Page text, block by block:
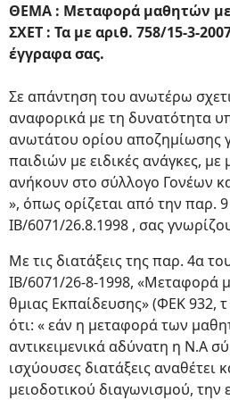
ΘΕΜΑ : Μεταφορά μαθητών με
ΣΧΕΤ : Τα με αριθ. 758/15-3-
έγγραφα σας.
Σε απάντηση του ανωτέρω
αναφορικά με τη δυνατότητα
ανωτάτου ορίου αποζημίωσης
παιδιών με ειδικές ανάγκες,
ανήκουν στο σύλλογο Γονέων
», όπως ορίζεται από την παρ.
IB/6071/26.8.1998 , σας
Με τις διατάξεις της παρ. 4α
ΙΒ/6071/26-8-1998, «Μεταφορά
θμιας Εκπαίδευσης» (ΦΕΚ 932, τ
ότι: « εάν η μεταφορά των
αντικειμενικά αδύνατη η Ν.Α
ισχύουσες διατάξεις αναθέτει
μειοδοτικού διαγωνισμού, την